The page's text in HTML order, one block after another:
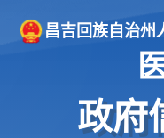
昌吉回族自治州
政府